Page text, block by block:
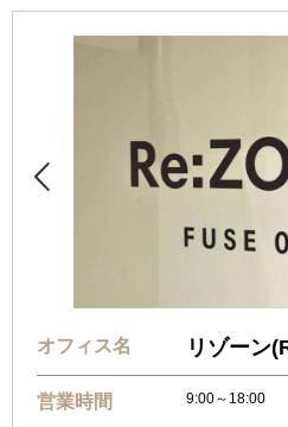

オフィス名 リゾーン
営業時間 9:00～18:00